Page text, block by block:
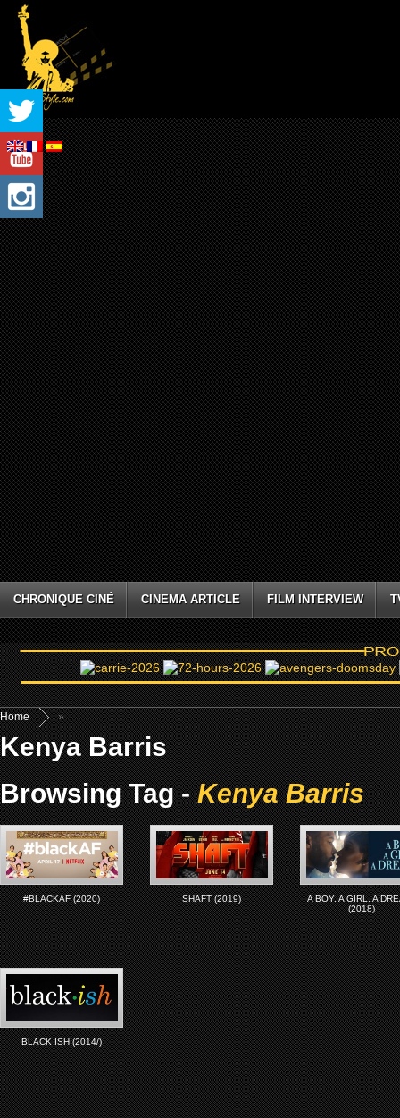
CHRONIQUE CINÉ CINEMA ARTICLE FILM INTERVIEW
Home »
Kenya Barris
Browsing Tag -Kenya Barris
#BLACKAF (2020) SHAFT (2019)
A BOY. A GIRL. A
(2018)
BLACK ISH (2014/)